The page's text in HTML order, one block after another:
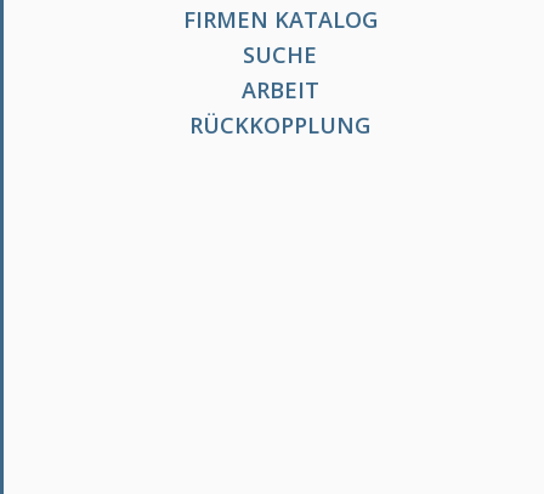
FIRMEN KATALOG
SUCHE
ARBEIT
RÜCKKOPPLUNG